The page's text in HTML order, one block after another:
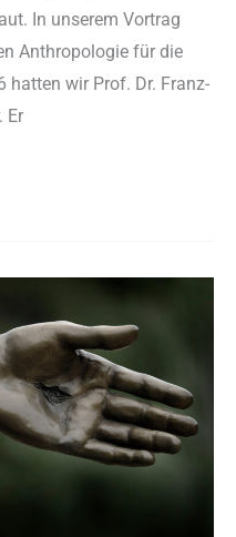
In unserem Vortrag
Anthropologie für die
hatten wir Prof. Dr. Franz-
Er